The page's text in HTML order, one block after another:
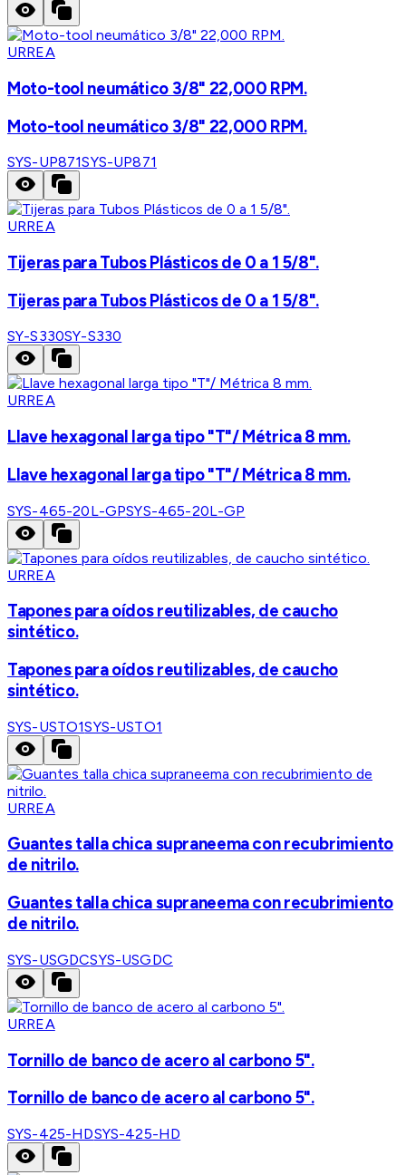
URREA
Moto-tool neumático 3/8" 22,000 RPM.
Moto-tool neumático 3/8" 22,000 RPM.
SYS-UP871SYS-UP871
URREA
Tijeras para Tubos Plásticos de 0 a 1 5/8".
Tijeras para Tubos Plásticos de 0 a 1 5/8".
SY-S330SY-S330
URREA
Llave hexagonal larga tipo "T"/ Métrica 8 mm.
Llave hexagonal larga tipo "T"/ Métrica 8 mm.
SYS-465-20L-GPSYS-465-20L-GP
URREA
Tapones para oídos reutilizables, de caucho
sintético.
Tapones para oídos reutilizables, de caucho
sintético.
SYS-USTO1SYS-USTO1
URREA
Guantes talla chica supraneema con recubrimiento
de nitrilo.
Guantes talla chica supraneema con recubrimiento
de nitrilo.
SYS-USGDCSYS-USGDC
URREA
Tornillo de banco de acero al carbono 5".
Tornillo de banco de acero al carbono 5".
SYS-425-HDSYS-425-HD